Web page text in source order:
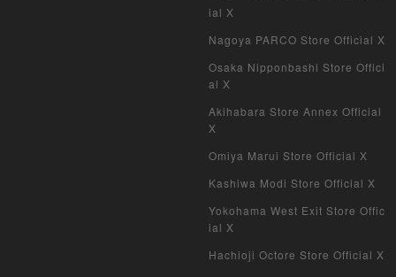
ial X
Nagoya PARCO Store Official X
Osaka Nipponbashi Store Offici
al X
Akihabara Store Annex Official
X
Omiya Marui Store Official X
Kashiwa Modi Store Official X
Yokohama West Exit Store Offic
ial X
Hachioji Octore Store Official X